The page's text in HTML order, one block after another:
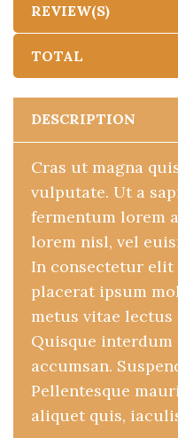
REVIEW(S)
TOTAL
DESCRIPTION
Cras ut magna
vulputate. Ut a
fermentum lorem
lorem nisl, vel
In consectetur
placerat ipsum
metus vitae lectus
Quisque interdum
accumsan.
Pellentesque
aliquet quis,